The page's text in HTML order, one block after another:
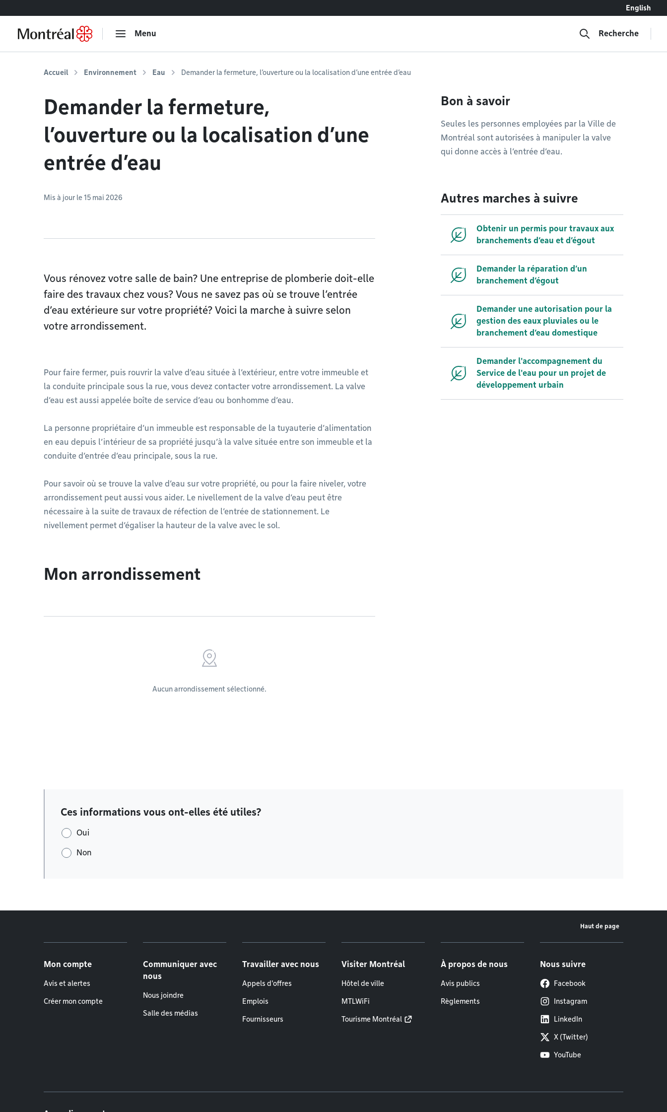
English
Menu Recherche
Accueil Environnement Eau Demander la fermeture, l’ouverture ou la localisation d’une entrée d’eau
Demander la fermeture,
l’ouverture ou la localisation d’une
entrée d’eau
Mis à jour le 15 mai 2026
Vous rénovez votre salle de bain? Une entreprise de plomberie doit-elle
faire des travaux chez vous? Vous ne savez pas où se trouve l’entrée
d’eau extérieure sur votre propriété? Voici la marche à suivre selon
votre arrondissement.
Pour faire fermer, puis rouvrir la valve d’eau située à l’extérieur, entre votre immeuble et
la conduite principale sous la rue, vous devez contacter votre arrondissement. La valve
d’eau est aussi appelée boîte de service d’eau ou bonhomme d’eau.
La personne propriétaire d’un immeuble est responsable de la tuyauterie d’alimentation
en eau depuis l’intérieur de sa propriété jusqu’à la valve située entre son immeuble et la
conduite d’entrée d’eau principale, sous la rue.
Pour savoir où se trouve la valve d’eau sur votre propriété, ou pour la faire niveler, votre
arrondissement peut aussi vous aider. Le nivellement de la valve d’eau peut être
nécessaire à la suite de travaux de réfection de l’entrée de stationnement. Le
nivellement permet d’égaliser la hauteur de la valve avec le sol.
Mon arrondissement
Aucun arrondissement sélectionné.
Bon à savoir
Seules les personnes employées par la Ville de
Montréal sont autorisées à manipuler la valve
qui donne accès à l’entrée d’eau.
Autres marches à suivre
Obtenir un permis pour travaux aux
branchements d’eau et d’égout
Demander la réparation d’un
branchement d’égout
Demander une autorisation pour la
gestion des eaux pluviales ou le
branchement d’eau domestique
Demander l'accompagnement du
Service de l'eau pour un projet de
développement urbain
Ces informations vous ont-elles été utiles?
Oui
Non
Haut de page
Mon compte
Avis et alertes
Créer mon compte
Communiquer avec
nous
Nous joindre
Salle des médias
Travailler avec nous
Appels d'offres
Emplois
Fournisseurs
Visiter Montréal
Hôtel de ville
MTLWiFi
Tourisme Montréal
À propos de nous
Avis publics
Règlements
Nous suivre
Facebook
Instagram
LinkedIn
X (Twitter)
YouTube